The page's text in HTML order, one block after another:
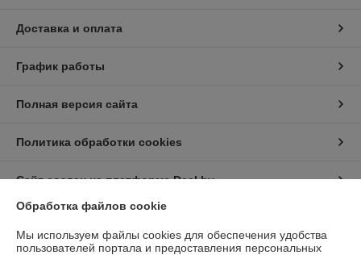
Доставка и оплата
График работы
Полная версия сайта
Политика обработки cookies
Сайт создан на платформе Deal.by
Информация для покупателя
Обработка файлов cookie
Мы используем файлы cookies для обеспечения удобства
пользователей портала и предоставления персональных